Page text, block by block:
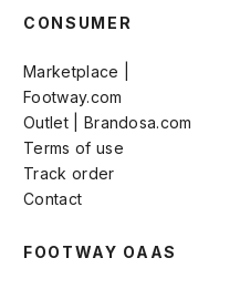
CONSUMER
Marketplace |
Footway.com
Outlet | Brandosa.com
Terms of use
Track order
Contact
FOOTWAY OAAS